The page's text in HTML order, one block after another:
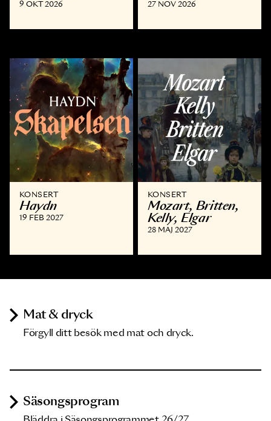
9 OKT 2026 27 NOV 2026
KONSERT
Haydn
19 FEB 2027
KONSERT
Mozart, Britten,
Kelly, Elgar
28 MAJ 2027
Mat & dryck
Förgyll ditt besök med mat och dryck.
Säsongsprogram